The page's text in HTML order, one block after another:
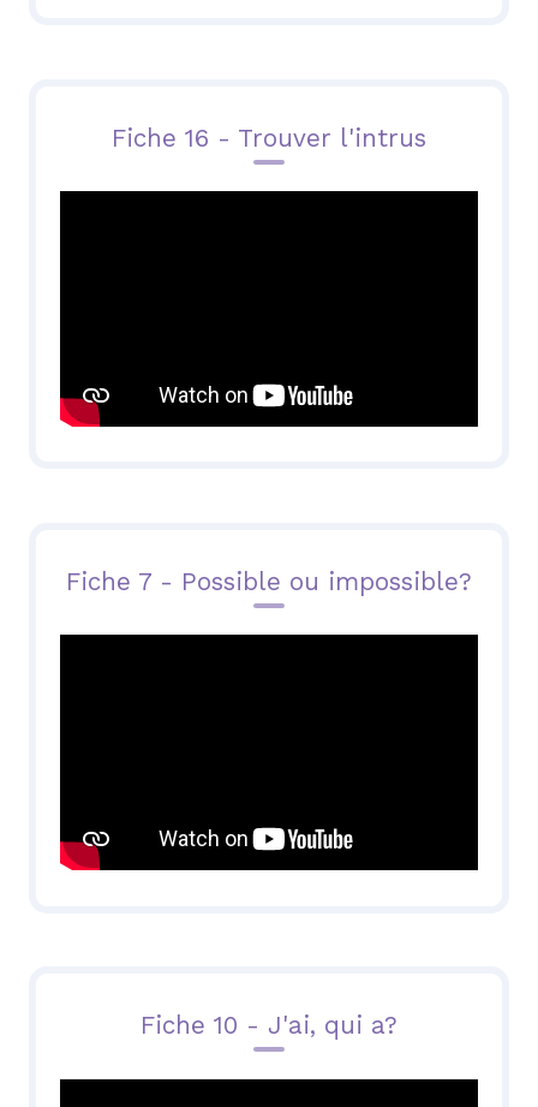
Fiche 16 - Trouver l'intrus
Fiche 7 - Possible ou impossible?
Fiche 10 - J'ai, qui a?